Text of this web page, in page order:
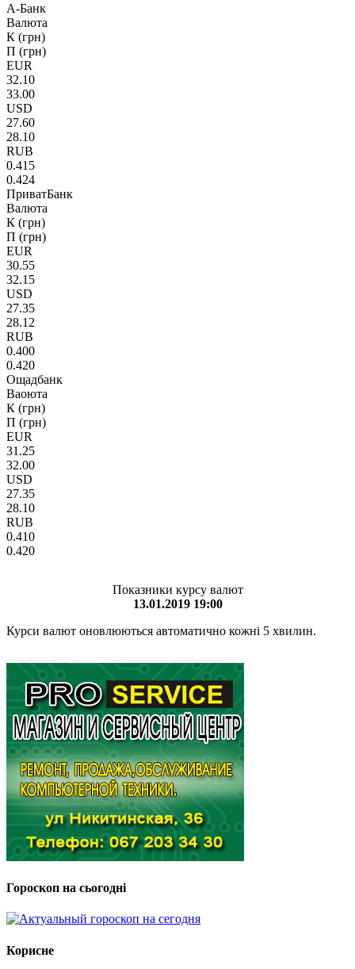
А-Банк
Валюта
К (грн)
П (грн)
EUR
32.10
33.00
USD
27.60
28.10
RUB
0.415
0.424
ПриватБанк
Валюта
К (грн)
П (грн)
EUR
30.55
32.15
USD
27.35
28.12
RUB
0.400
0.420
Ощадбанк
Ваоюта
К (грн)
П (грн)
EUR
31.25
32.00
USD
27.35
28.10
RUB
0.410
0.420
Показники курсу валют
13.01.2019 19:00
Курси валют оновлюються автоматично кожні 5 хвилин.
Гороскоп на сьогодні
Корисне